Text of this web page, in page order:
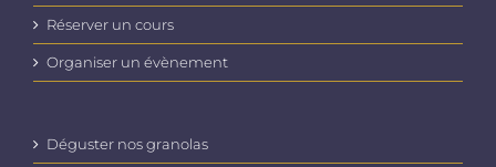
Réserver un cours
Organiser un évènement
Déguster nos granolas